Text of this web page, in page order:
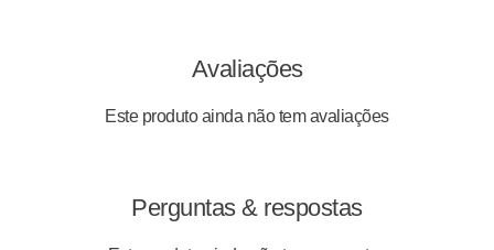
Avaliações
Este produto ainda não tem avaliações
Perguntas & respostas